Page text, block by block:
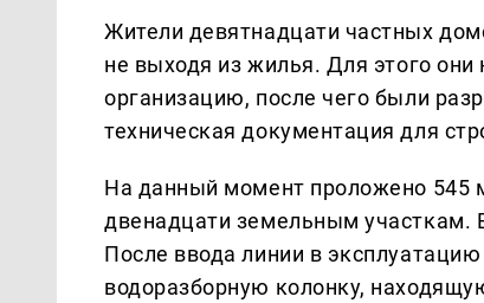
Жители девятнадцати частных
не выходя из жилья. Для этого
организацию, после чего были
техническая документация для
На данный момент проложено 545
двенадцати земельным участкам.
После ввода линии в
водоразборную колонку,